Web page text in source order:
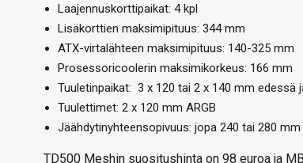
Laajennuskorttipaikat: 4 kpl
Lisäkorttien maksimipituus: 344 mm
ATX-virtalähteen maksimipituus: 140-325 mm
Prosessoricoolerin maksimikorkeus: 166 mm
Tuuletinpaikat: 3 x 120 tai 2 x 140 mm edessä
Tuulettimet: 2 x 120 mm ARGB
Jäähdytinyhteensopivuus: jopa 240 tai 280
TD500 Meshin suositushinta on 98 euroa ja